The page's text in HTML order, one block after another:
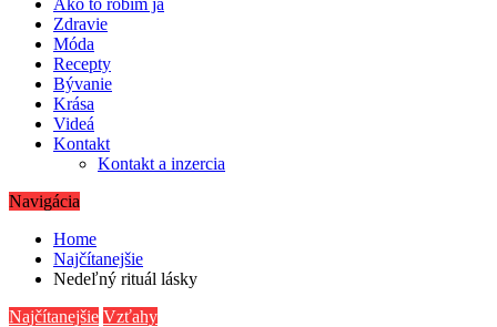
Ako to robím ja
Zdravie
Móda
Recepty
Bývanie
Krása
Videá
Kontakt
Kontakt a inzercia
Navigácia
Home
Najčítanejšie
Nedeľný rituál lásky
Najčítanejšie Vzťahy